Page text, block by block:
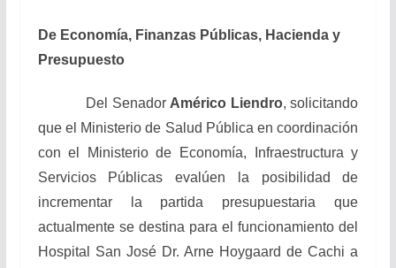
De Economía, Finanzas Públicas, Hacienda y
Presupuesto
Del Senador Américo Liendro, solicitando
que el Ministerio de Salud Pública en coordinación
con el Ministerio de Economía, Infraestructura y
Servicios Públicas evalúen la posibilidad de
incrementar la partida presupuestaria que
actualmente se destina para el funcionamiento del
Hospital San José Dr. Arne Hoygaard de Cachi a